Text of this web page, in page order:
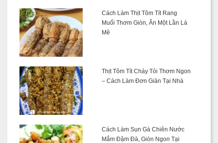
Cách Làm Thịt Tôm Tít Rang
Muối Thơm Giòn, Ăn Một Lần Là
Mê
Thịt Tôm Tít Cháy Tỏi Thơm Ngon
– Cách Làm Đơn Giản Tại Nhà
Cách Làm Sụn Gà Chiên Nước
Mắm Đậm Đà, Giòn Ngon Tại